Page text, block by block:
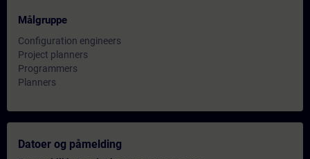
Målgruppe
Configuration engineers
Project planners
Programmers
Planners
Datoer og påmelding